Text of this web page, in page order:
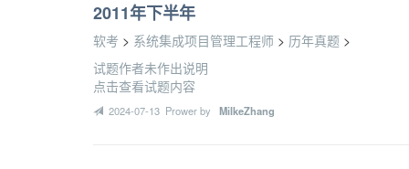
2011年下半年
软考 > 系统集成项目管理工程师 > 历年真题 >
试题作者未作出说明
点击查看试题内容
2024-07-13 Prower by MilkeZhang